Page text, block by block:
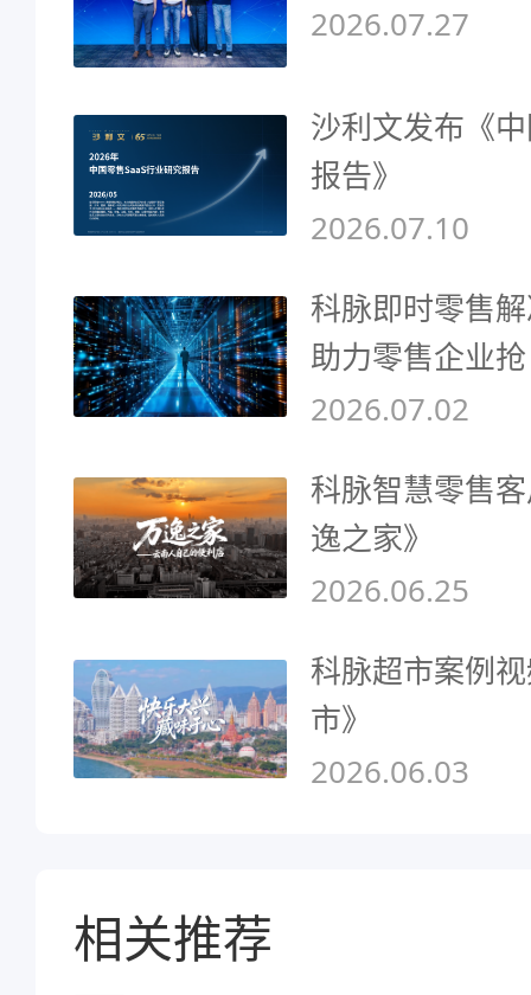
2026.07.27
沙利文发布《
报告》
2026.07.10
科脉即时零售
助力零售企业
2026.07.02
科脉智慧零售
逸之家》
2026.06.25
科脉超市案例
市》
2026.06.03
相关推荐